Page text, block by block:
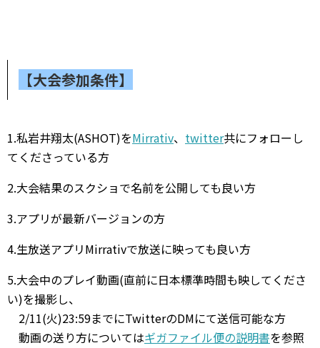
【大会参加条件】
1.私岩井翔太(ASHOT)をMirrativ、 twitter共にフォローし
てくださっている方
2.大会結果のスクショで名前を公開しても良い方
3.アプリが最新バージョンの方
4.生放送アプリMirrativで放送に映っても良い方
5.大会中のプレイ動画(直前に日本標準時間も映してくださ
い)を撮影し、
2/11(火)23:59までにTwitterのDMにて送信可能な方
動画の送り方についてはギガファイル便の説明書を参照